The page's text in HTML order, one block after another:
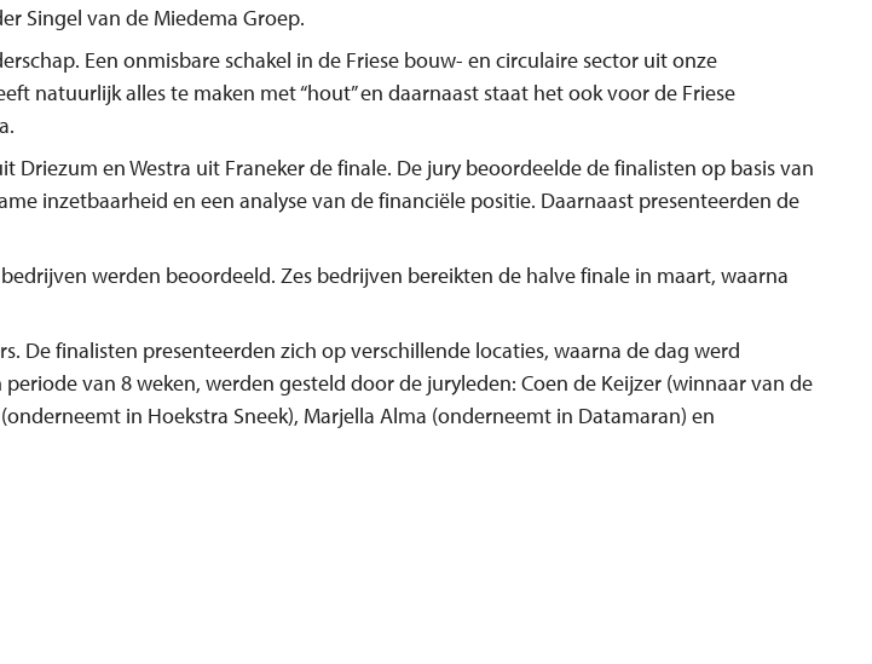
Singel van de Miedema Groep.
Een onmisbare schakel in de Friese bouw- en circulaire sector uit onze
natuurlijk alles te maken met “hout” en daarnaast staat het ook voor de Friese
en Westra uit Franeker de finale. De jury beoordeelde de finalisten op basis van
inzetbaarheid en een analyse van de financiële positie. Daarnaast presenteerden de
werden beoordeeld. Zes bedrijven bereikten de halve finale in maart, waarna
De finalisten presenteerden zich op verschillende locaties, waarna de dag werd
van 8 weken, werden gesteld door de juryleden: Coen de Keijzer (winnaar van de
in Hoekstra Sneek), Marjella Alma (onderneemt in Datamaran) en